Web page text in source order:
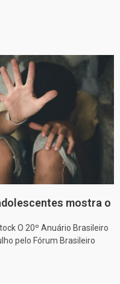
mostra o
O 20º Anuário Brasileiro
pelo Fórum Brasileiro